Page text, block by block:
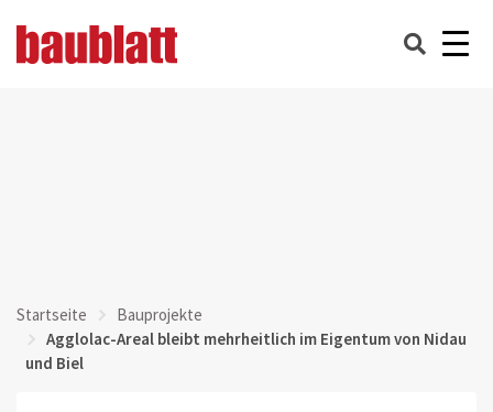
Startseite
Bauprojekte
Agglolac-Areal bleibt mehrheitlich im Eigentum von Nidau
und Biel